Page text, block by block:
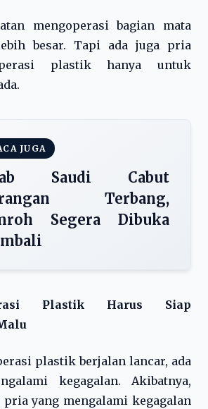
mengoperasi bagian mata
besar. Tapi ada juga pria
plastik hanya untuk
JUGA
Saudi Cabut
Terbang,
Segera Dibuka
Plastik Harus Siap
plastik berjalan lancar, ada
kegagalan. Akibatnya,
yang mengalami kegagalan